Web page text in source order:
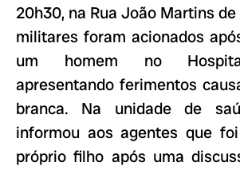
20h30, na Rua João Martins
militares foram acionados
um homem no
apresentando ferimentos
branca. Na unidade de
informou aos agentes que
próprio filho após uma